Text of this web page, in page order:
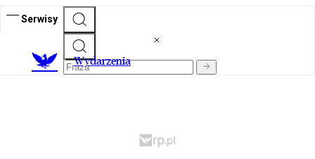
Serwisy
Wydarzenia